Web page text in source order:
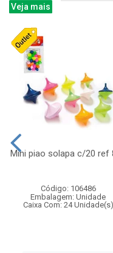
Veja mais
Mini piao solapa c/20 ref
Código: 106486
Embalagem: Unidade
Caixa Com: 24 Unidade(s)